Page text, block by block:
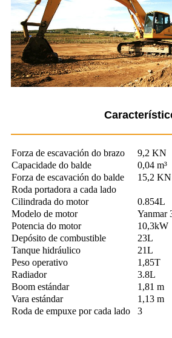
Forza de escavación do brazo
9,2 KN
Capacidade do balde
0,04 m³
Forza de escavación do balde
15,2 KN
Roda portadora a cada lado
Cilindrada do motor
0.854L
Modelo de motor
Yanmar
Potencia do motor
10,3kW
Depósito de combustible
23L
Tanque hidráulico
21L
Peso operativo
1,85T
Radiador
3.8L
Boom estándar
1,81 m
Vara estándar
1,13 m
Roda de empuxe por cada lado
3